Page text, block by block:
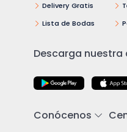
Delivery Gratis
Lista de Bodas
Descarga nuestra
Conócenos